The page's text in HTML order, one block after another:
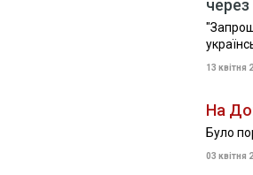
13 квітня
На
Було
03 квітня